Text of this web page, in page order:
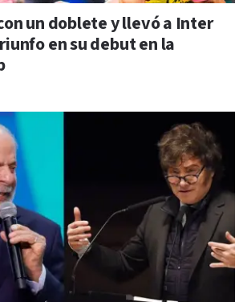
un doblete y llevó a Inter
en su debut en la